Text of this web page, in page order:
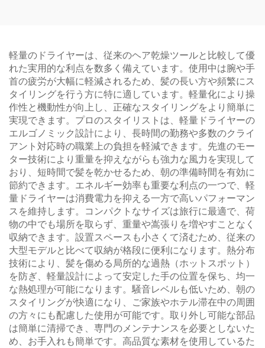
軽量のドライヤーは、従来のヘア乾燥ツールと比較して優
れた実用的な利点を数多く備えています。使用中は腕や手
首の疲労が大幅に軽減されるため、髪の長い方や頻繁にス
タイリングを行う方に特に適しています。軽量化により操
作性と機動性が向上し、正確なスタイリングをより簡単に
実現できます。プロのスタイリストは、軽量ドライヤーの
エルゴノミック設計により、長時間の勤務や多数のクライ
アント対応時の職業上の負担を軽減できます。先進のモー
ター技術により重量を抑えながらも強力な風力を実現して
おり、短時間で髪を乾かせるため、朝の準備時間を有効に
節約できます。エネルギー効率も重要な利点の一つで、軽
量ドライヤーは消費電力を抑える一方で高いパフォーマン
スを維持します。コンパクトなサイズは旅行に最適で、荷
物の中でも場所を取らず、重量や嵩張りを増やすことなく
収納できます。設置スペースも小さくて済むため、従来の
大型モデルと比べて収納が格段に便利になります。熱分布
技術により、髪を傷める局所的な過熱（ホットスポット）
を防ぎ、軽量設計によって安定した手の位置を保ち、均一
な熱処理が可能になります。騒音レベルも低いため、朝の
スタイリングが快適になり、ご家族やホテル滞在中の周囲
の方々にも配慮した使用が可能です。取り外し可能な部品
は簡単に清掃でき、専門のメンテナンスを必要としないた
め、お手入れも簡単です。高品質な素材を使用しているた